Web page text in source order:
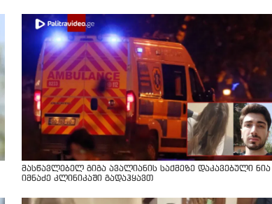
მასწავლებელ გიგა ავალიანის საქმეზე დაკავებული ნია
იმნაძე კლინიკაში გადაჰყავთ